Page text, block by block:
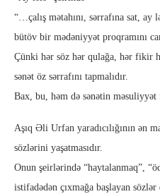
“…çalış mətahını, sərrafına sat,
bütöv bir mədəniyyət proqramını
Çünki hər söz hər qulağa, hər fikir
sənət öz sərrafını tapmalıdır.
Bax, bu, həm də sənətin məsuliyyət
Aşıq Əli Urfan yaradıcılığının ən
sözlərini yaşatmasıdır.
Onun şeirlərində “haytalanmaq”,
istifadədən çıxmağa başlayan sözlər